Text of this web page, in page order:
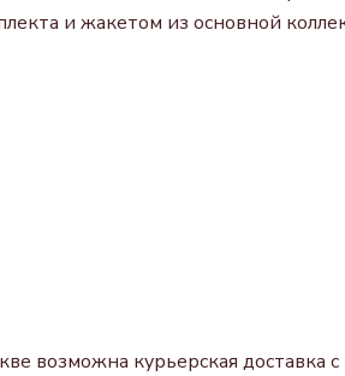
и жакетом из основной
возможна курьерская доставка